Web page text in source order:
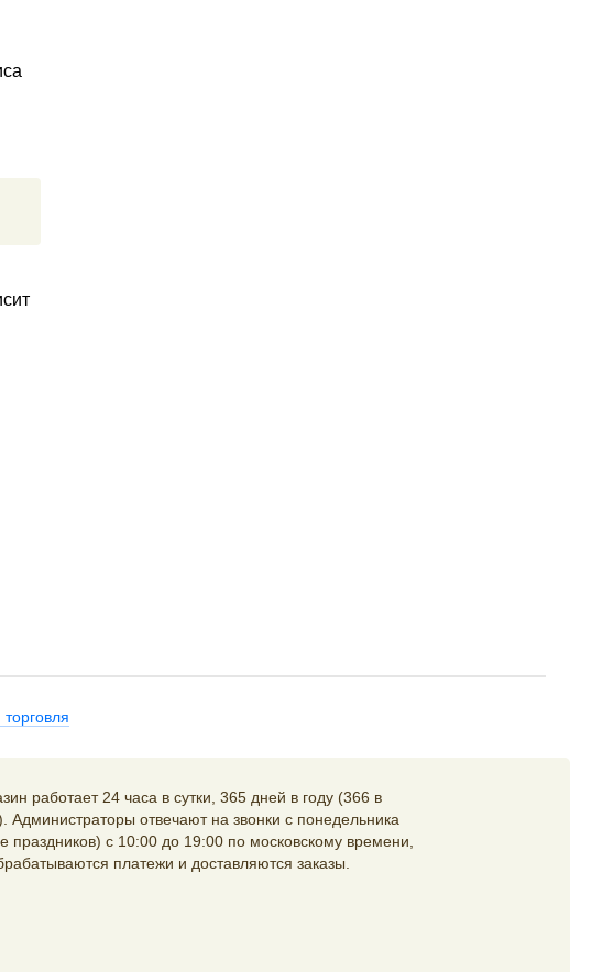
работает 24 часа в сутки, 365 дней в году (366 в
Администраторы отвечают на звонки с понедельника
праздников) с 10:00 до 19:00 по московскому времени,
платежи и доставляются заказы.